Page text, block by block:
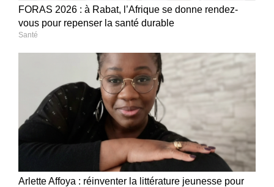
FORAS 2026 : à Rabat, l’Afrique se donne rendez-
vous pour repenser la santé durable
Santé
Arlette Affoya : réinventer la littérature jeunesse pour